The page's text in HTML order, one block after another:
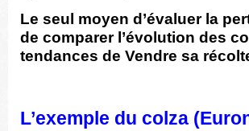
Le seul moyen d’évaluer la
de comparer l’évolution des
tendances de Vendre sa
L’exemple du colza